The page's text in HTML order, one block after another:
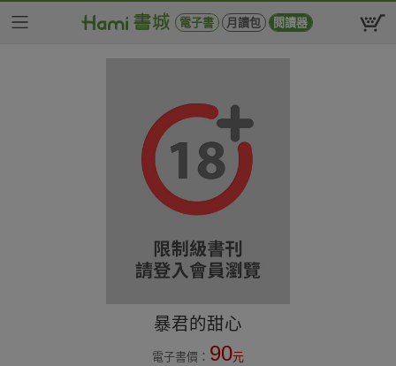
電子書 月讀包 閱讀器
暴君的甜心
電子書價： 90元